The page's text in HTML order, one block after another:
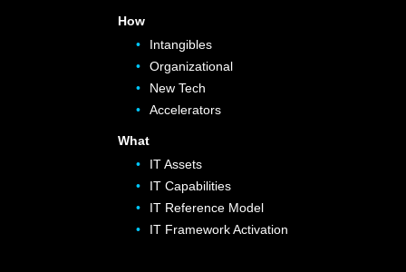
How
Intangibles
Organizational
New Tech
Accelerators
What
IT Assets
IT Capabilities
IT Reference Model
IT Framework Activation